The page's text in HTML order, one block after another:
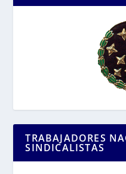
TRABAJADORES
SINDICALISTAS